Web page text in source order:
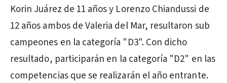
Korin Juárez de 11 años y Lorenzo Chiandussi de
12 años ambos de Valeria del Mar, resultaron sub
campeones en la categoría "D3". Con dicho
resultado, participarán en la categoría "D2" en las
competencias que se realizarán el año entrante.